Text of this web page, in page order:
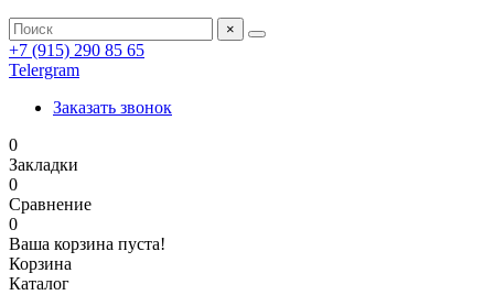
×
+7 (915) 290 85 65
Telergram
Заказать звонок
0
Закладки
0
Сравнение
0
Ваша корзина пуста!
Корзина
Каталог